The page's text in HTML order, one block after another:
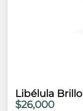
Libélula Brillo
$26,000